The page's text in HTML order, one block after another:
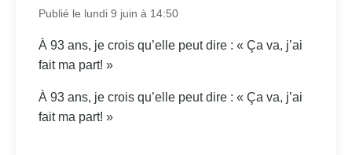
Publié le lundi 9 juin à 14:50
À 93 ans, je crois qu’elle peut dire : « Ça va, j’ai
fait ma part! »
À 93 ans, je crois qu’elle peut dire : « Ça va, j’ai
fait ma part! »